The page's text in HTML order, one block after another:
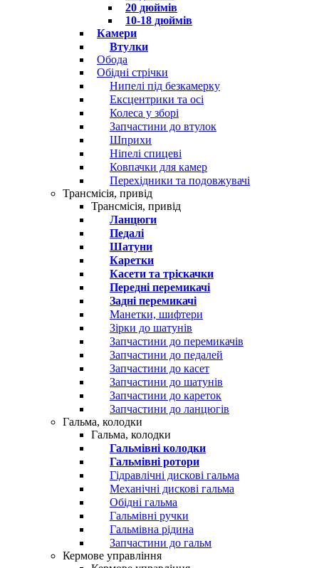
20 дюймів
10-18 дюймів
Камери
Втулки
Обода
Обідні стрічки
Нипелі під безкамерку
Ексцентрики та осі
Колеса у зборі
Запчастини до втулок
Шприхи
Ніпелі спицеві
Ковпачки для камер
Перехідники та подовжувачі
Трансмісія, привід
Трансмісія, привід
Ланцюги
Педалі
Шатуни
Каретки
Касети та тріскачки
Передні перемикачі
Задні перемикачі
Манетки, шифтери
Зірки до шатунів
Запчастини до перемикачів
Запчастини до педалей
Запчастини до касет
Запчастини до шатунів
Запчастини до кареток
Запчастини до ланцюгів
Гальма, колодки
Гальма, колодки
Гальмівні колодки
Гальмівні ротори
Гідравлічні дискові гальма
Механічні дискові гальма
Обідні гальма
Гальмівні ручки
Гальмівна рідина
Запчастини до гальм
Кермове управління